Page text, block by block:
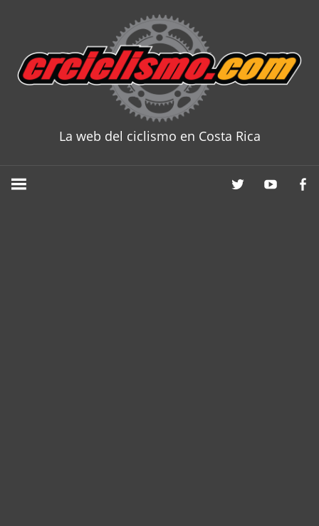
content
La web del ciclismo en Costa Rica